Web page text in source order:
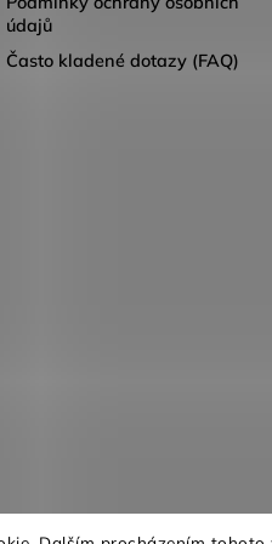
údajů
Často kladené dotazy (FAQ)